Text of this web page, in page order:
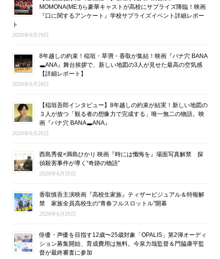
MOMONA(ME:I)ら豪華キャストが高校にサプライズ降臨！映画
『口に関するアンケート』学校サプライズイベント詳細レポー
ト
2026年6月29日
8年越しの約束！稲垣・草彅・香取が集結！映画『バナ穴 BANA
🕳ANA』舞台挨拶で、新しい地図の3人が見せた最高の空気感
【詳細レポート】
2026年6月28日
【稲垣吾郎インタビュー】8年越しの約束が結実！新しい地図の
３人が放つ「観る者の想像力で完成する」唯一無二の物語。映
画『バナ穴 BANA🕳ANA』
2026年6月25日
西島秀俊×満島ひかり 映画『時には懺悔を』場面写真解禁 探
偵殺害事件が導く“奇跡の物語”
2026年6月25日
香取慎吾主演映画『高校生家族』ティザービジュアル＆特報解
禁 家族全員高校生の“青春フルスロットル”開幕
2026年6月25日
俳優・声優を目指す12歳〜25歳対象「OPALIS」第2弾オーディ
ション募集開始、育成費用は無料。今泉力哉監督＆門脇康平監
督が最終審査に参加